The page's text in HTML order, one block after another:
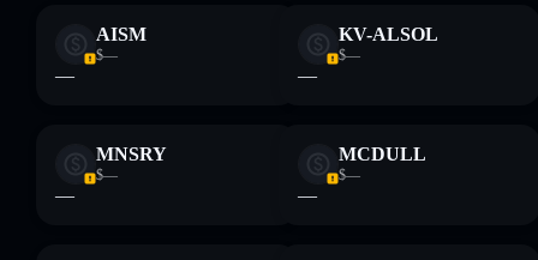
AISM
$—
—
KV-ALSOL
$—
—
MNSRY
$—
—
MCDULL
$—
—